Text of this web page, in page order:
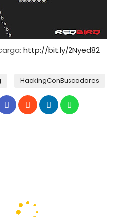
http://bit.ly/2Nyed82
HackingConBuscadores